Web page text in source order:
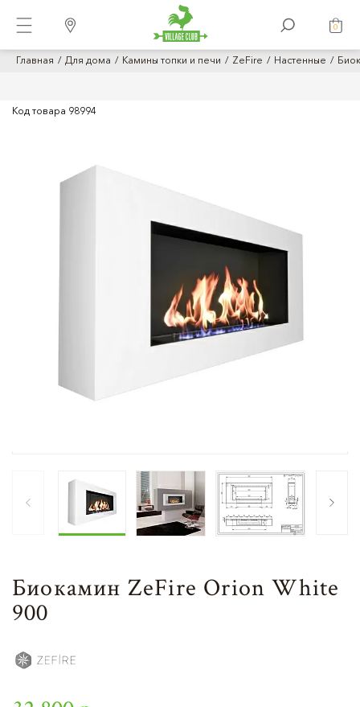
0
Главная Для дома Камины топки и печи ZeFire Настенные
Код товара 98994
Биокамин ZeFire Orion White
900